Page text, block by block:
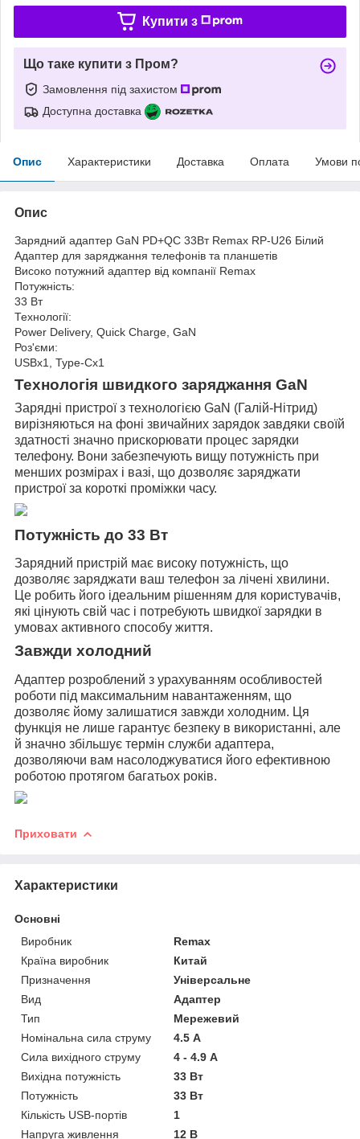
Купити з
Що таке купити з Пром?
Замовлення під захистом
Доступна доставка
Опис Характеристики Доставка Оплата Умови
Опис
Зарядний адаптер GaN PD+QC 33Вт Remax RP-U26 Білий
Адаптер для заряджання телефонів та планшетів
Високо потужний адаптер від компанії Remax
Потужність:
33 Вт
Технології:
Power Delivery, Quick Charge, GaN
Роз'єми:
USBx1, Type-Cx1
Технологія швидкого заряджання GaN
Зарядні пристрої з технологією GaN (Галій-Нітрид)
вирізняються на фоні звичайних зарядок завдяки своїй
здатності значно прискорювати процес зарядки
телефону. Вони забезпечують вищу потужність при
менших розмірах і вазі, що дозволяє заряджати
пристрої за короткі проміжки часу.
Потужність до 33 Вт
Зарядний пристрій має високу потужність, що
дозволяє заряджати ваш телефон за лічені хвилини.
Це робить його ідеальним рішенням для користувачів,
які цінують свій час і потребують швидкої зарядки в
умовах активного способу життя.
Завжди холодний
Адаптер розроблений з урахуванням особливостей
роботи під максимальним навантаженням, що
дозволяє йому залишатися завжди холодним. Ця
функція не лише гарантує безпеку в використанні, але
й значно збільшує термін служби адаптера,
дозволяючи вам насолоджуватися його ефективною
роботою протягом багатьох років.
Приховати
Характеристики
Основні
Виробник
Remax
Країна виробник
Китай
Призначення
Універсальне
Вид
Адаптер
Тип
Мережевий
Номінальна сила струму
4.5 А
Сила вихідного струму
4 - 4.9 А
Вихідна потужність
33 Вт
Потужність
33 Вт
Кількість USB-портів
1
Напруга живлення
12 В